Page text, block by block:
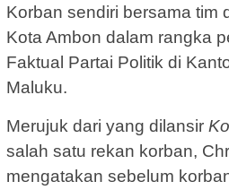
Korban sendiri bersama tim
Kota Ambon dalam rangka
Faktual Partai Politik di
Maluku.
Merujuk dari yang dilansir
salah satu rekan korban,
mengatakan sebelum